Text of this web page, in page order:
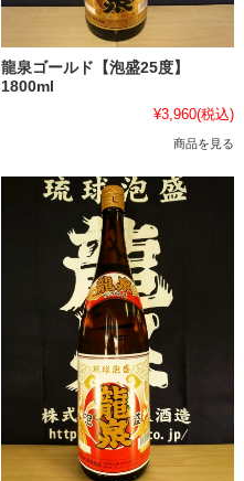
龍泉ゴールド【泡盛25度】
1800ml
¥3,960(税込)
商品を見る